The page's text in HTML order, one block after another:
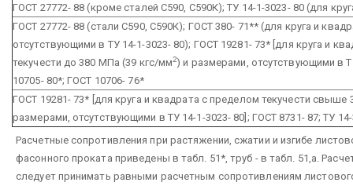
ГОСТ 27772- 88 (кроме сталей С590, С590К); ТУ 14-1-3023- 80 (для
ГОСТ 27772- 88 (стали С590, С590К); ГОСТ 380- 71** (для круга и
отсутствующими в ТУ 14-1-3023- 80); ГОСТ 19281- 73* [для круга и
текучести до 380 МПа (39 кгс/мм2) и размерами, отсутствующими в
10705- 80*; ГОСТ 10706- 76*
ГОСТ 19281- 73* [для круга и квадрата с пределом текучести
размерами, отсутствующими в ТУ 14-1-3023- 80]; ГОСТ 8731- 87; ТУ
Расчетные сопротивления при растяжении, сжатии и изгибе
фасонного проката приведены в табл. 51*, труб - в табл. 51,а.
следует принимать равными расчетным сопротивлениям